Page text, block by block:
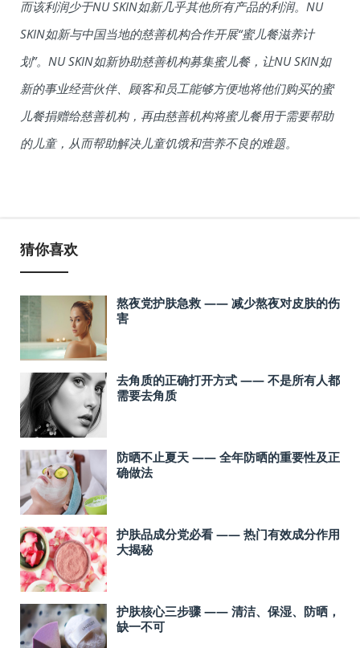
而该利润少于NU SKIN如新几乎其他所有产品的利润。NU
SKIN如新与中国当地的慈善机构合作开展“蜜儿餐滋养计
划”。NU SKIN如新协助慈善机构募集蜜儿餐，让NU SKIN如
新的事业经营伙伴、顾客和员工能够方便地将他们购买的蜜
儿餐捐赠给慈善机构，再由慈善机构将蜜儿餐用于需要帮助
的儿童，从而帮助解决儿童饥饿和营养不良的难题。
猜你喜欢
熬夜党护肤急救 —— 减少熬夜对皮肤的伤
害
去角质的正确打开方式 —— 不是所有人都
需要去角质
防晒不止夏天 —— 全年防晒的重要性及正
确做法
护肤品成分党必看 —— 热门有效成分作用
大揭秘
护肤核心三步骤 —— 清洁、保湿、防晒，
缺一不可